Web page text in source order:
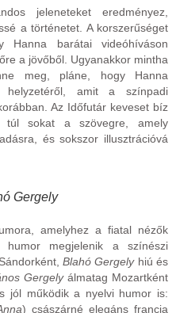
jeleneteket eredményez,
a történetet. A korszerűséget
Hanna barátai videóhíváson
a jövőből. Ugyanakkor mintha
meg, pláne, hogy Hanna
amit a színpadi
Az Időfutár keveset bíz
sokat a szövegre, amely
és sokszor illusztrációvá
Gergely
amelyhez a fiatal nézők
humor megjelenik a színészi
Blahó Gergelyhiú és
Gergelyálmatag Mozartként
jól működik a nyelvi humor is:
) császárné elegáns francia